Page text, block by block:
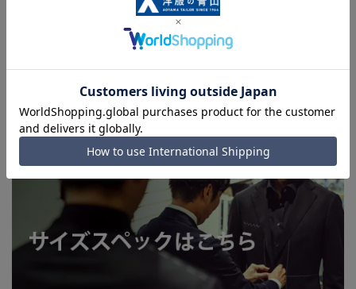
■生地や仕様・デザインにより、着用感や実際のサイズ表に若
干の誤差が生じる場合がございます。予めご了承ください。
を完了できない場合がございます。予めご了承ください。（お
急ぎ発送のご注文につきましても、ご注文のタイミングによっ
てはお急ぎ発送サービスを選択できない場合がございます。)